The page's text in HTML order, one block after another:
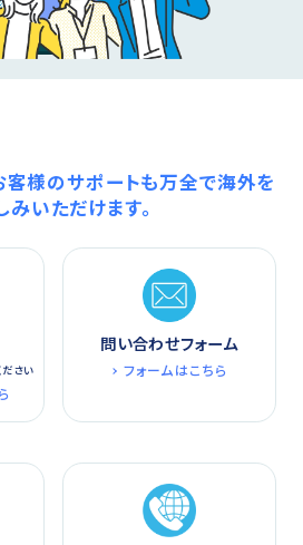
客様のサポートも万全で海外を
みいただけます。
さい
問い合わせフォーム
フォームはこちら